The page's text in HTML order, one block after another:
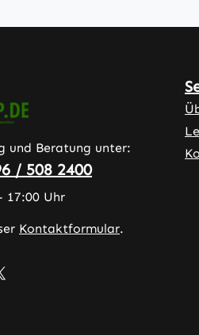
und Beratung unter:
/ 508 2400
17:00 Uhr
Kontaktformular.
Facebook – öffnet in neuem
Instagram vorbei – öffnet in
auf Pinterest inspirieren –
uns auf X – öffnet in neuem